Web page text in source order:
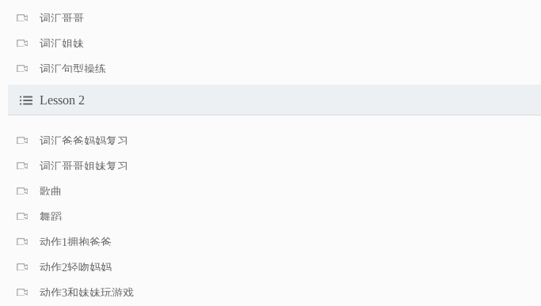
词汇哥哥
词汇姐妹
词汇句型操练
Lesson 2
词汇爸爸妈妈复习
词汇哥哥姐妹复习
歌曲
舞蹈
动作1拥抱爸爸
动作2轻吻妈妈
动作3和妹妹玩游戏